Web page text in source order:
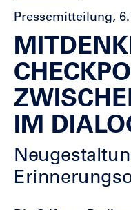
Pressemitteilung,
IM